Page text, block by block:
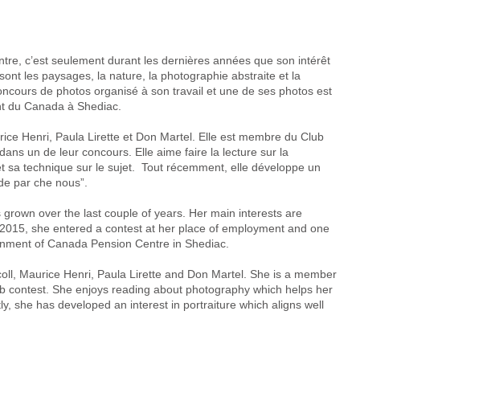
c’est seulement durant les dernières années que son intérêt
les paysages, la nature, la photographie abstraite et la
de photos organisé à son travail et une de ses photos est
du Canada à Shediac.
Henri, Paula Lirette et Don Martel. Elle est membre du Club
un de leur concours. Elle aime faire la lecture sur la
technique sur le sujet. Tout récemment, elle développe un
par che nous”.
over the last couple of years. Her main interests are
she entered a contest at her place of employment and one
of Canada Pension Centre in Shediac.
Maurice Henri, Paula Lirette and Don Martel. She is a member
She enjoys reading about photography which helps her
she has developed an interest in portraiture which aligns well